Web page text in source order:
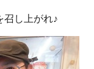
召し上がれ♪